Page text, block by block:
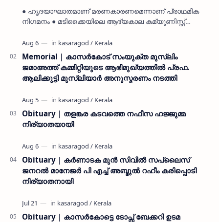
● ഹൃദയാഘാതമാണ് മരണകാരണമെന്നാണ് പ്രാഥമിക
നിഗമനം ● മടിക്കൈയിലെ ആദ്യകാല കമ്യൂണിസ്റ്റ്
മകളാണ് ● വിവരമറിഞ്ഞ് ജനപ്ര…
Memorial | കാസർകോട് സംയുക്ത മുസ്ലിം
ജമാഅത്ത് കമ്മിറ്റിയുടെ ആഭിമുഖ്യത്തിൽ പ്രഫ.
ആലിക്കുട്ടി മുസ്ലിയാർ അനുസ്മരണം നടത്തി
Obituary | തളങ്കര കടവത്തെ നഫീസ ഹജ്ജുമ്മ
നിര്യാതയായി
Obituary | കർണാടക മുൻ സിവില്‍ സപ്ലൈസ്
ജനറൽ മാനേജർ പി എച്ച് അബ്ദുൽ റഹീം കരിപ്പൊടി
നിര്യാതനായി
Obituary | കാസർകോട്ടെ ടോപ്സ് ബേക്കറി ഉടമ